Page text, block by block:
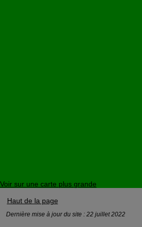
Voir sur une carte plus grande
Haut de la page
Dernière mise à jour du site : 22 juillet 2022